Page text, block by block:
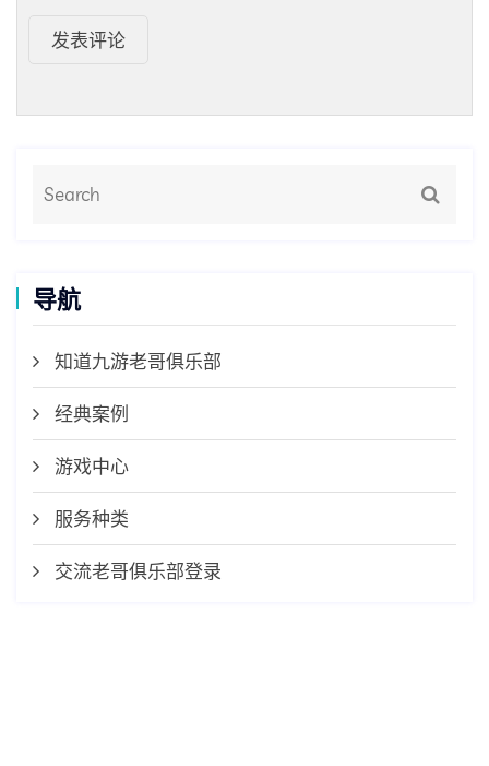
发表评论
导航
知道九游老哥俱乐部
经典案例
游戏中心
服务种类
交流老哥俱乐部登录